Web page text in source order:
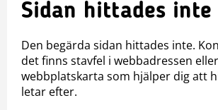
Sidan hittades inte
Den begärda sidan hittades inte.
det finns stavfel i webbadressen
webbplatskarta som hjälper dig att
letar efter.